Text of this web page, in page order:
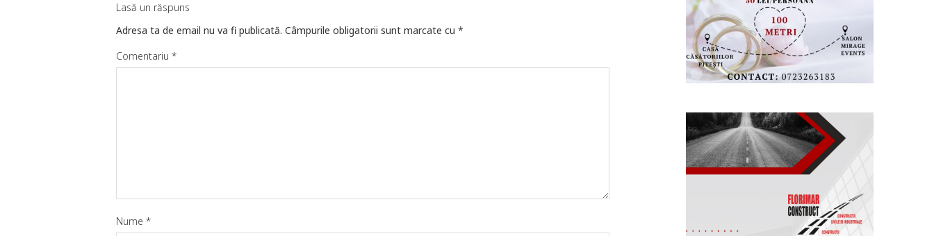
Lasă un răspuns
Adresa ta de email nu va fi publicată. Câmpurile obligatorii sunt marcate cu *
Comentariu *
Nume *